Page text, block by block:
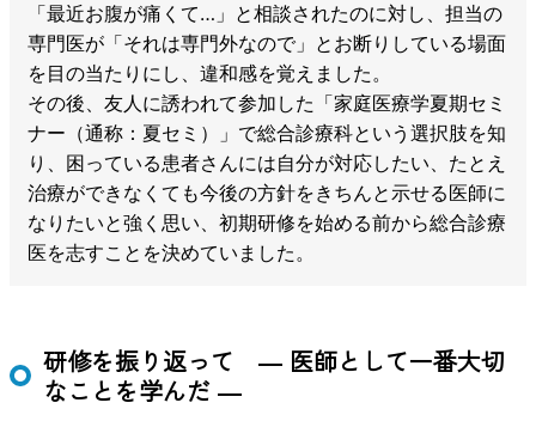
「最近お腹が痛くて…」と相談されたのに対し、担当の
専門医が「それは専門外なので」とお断りしている場面
を目の当たりにし、違和感を覚えました。
その後、友人に誘われて参加した「家庭医療学夏期セミ
ナー（通称：夏セミ）」で総合診療科という選択肢を知
り、困っている患者さんには自分が対応したい、たとえ
治療ができなくても今後の方針をきちんと示せる医師に
なりたいと強く思い、初期研修を始める前から総合診療
医を志すことを決めていました。
研修を振り返って ― 医師として一番大切
なことを学んだ ―